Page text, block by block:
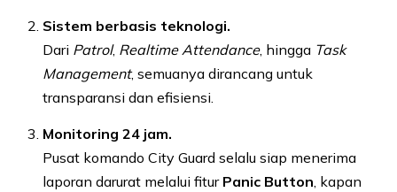
Sistem berbasis teknologi.
Dari Patrol, Realtime Attendance, hingga Task
Management, semuanya dirancang untuk
transparansi dan efisiensi.
Monitoring 24 jam.
Pusat komando City Guard selalu siap menerima
laporan darurat melalui fitur Panic Button, kapan